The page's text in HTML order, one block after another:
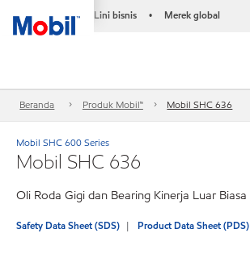
Lini bisnis • Merek global
Beranda Produk Mobil™ Mobil SHC 636
Mobil SHC 600 Series
Mobil SHC 636
Oli Roda Gigi dan Bearing Kinerja Luar Biasa
Safety Data Sheet (SDS) Product Data Sheet (PDS)